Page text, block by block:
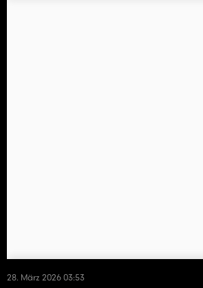
28. März 2026 03:53